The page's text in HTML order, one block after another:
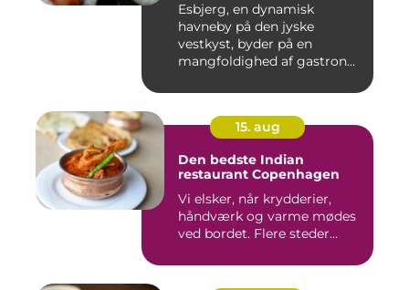
Esbjerg, en dynamisk
havneby på den jyske
vestkyst, byder på en
mangfoldighed af gastron...
15. aug
Den bedste Indian
restaurant Copenhagen
Vi elsker, når krydderier,
håndværk og varme mødes
ved bordet. Flere steder...